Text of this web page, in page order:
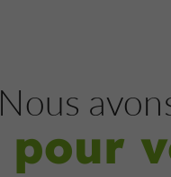
Nous
pour